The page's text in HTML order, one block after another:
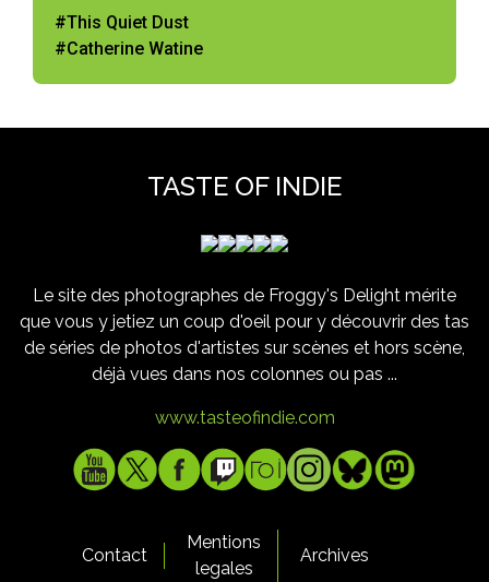
#This Quiet Dust
#Catherine Watine
TASTE OF INDIE
Le site des photographes de Froggy's Delight mérite
que vous y jetiez un coup d'oeil pour y découvrir des tas
de séries de photos d'artistes sur scènes et hors scène,
déjà vues dans nos colonnes ou pas ...
www.tasteofindie.com
Contact
Mentions
legales
Archives